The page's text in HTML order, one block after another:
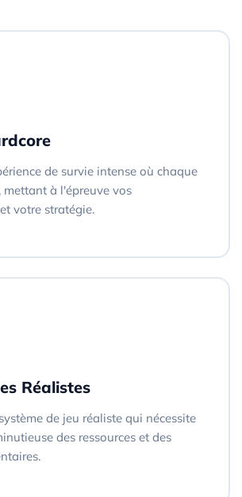
de survie intense où chaque
mettant à l'épreuve vos
votre stratégie.
Réalistes
de jeu réaliste qui nécessite
des ressources et des